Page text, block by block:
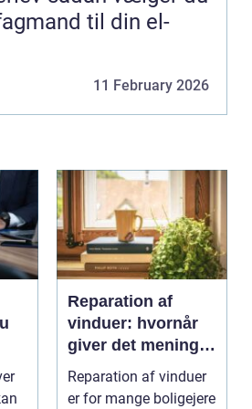
til din el-
11 February 2026
Reparation af
vinduer: hvornår
giver det mening,
og hvad skal du
vælge?
Reparation af vinduer
er for mange boligejere